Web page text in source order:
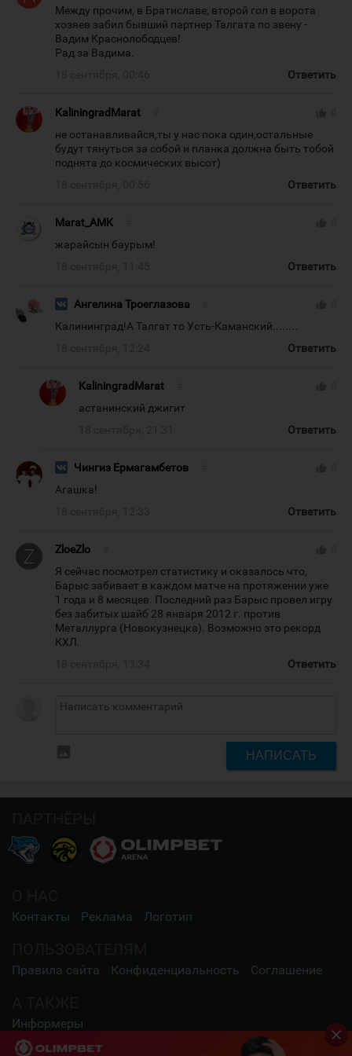
Между прочим, в Братиславе, второй гол в ворота
хозяев забил бывший партнер Талгата по звену -
Вадим Краснолободцев!
Рад за Вадима.
Ответить
KaliningradMarat
не останавливайся,ты у нас пока один,остальные
будут тянуться за собой и планка должна быть тобой
поднята до космических высот)
Ответить
Marat_AMK
жарайсын баурым!
Ответить
Ангелина Троеглазова
Калининград!А Талгат то Усть-Каманский........
Ответить
KaliningradMarat
астанинский джигит
Ответить
Чингиз Ермагамбетов
Агашка!
Ответить
ZloeZlo
Я сейчас посмотрел статистику и оказалось что,
Барыс забивает в каждом матче на протяжении уже
1 года и 8 месяцев. Последний раз Барыс провел игру
без забитых шайб 28 января 2012 г. против
Металлурга (Новокузнецка). Возможно это рекорд
КХЛ.
Ответить
НАПИСАТЬ
Контакты Реклама Логотип
Правила сайта Конфиденциальность Соглашение
Информеры